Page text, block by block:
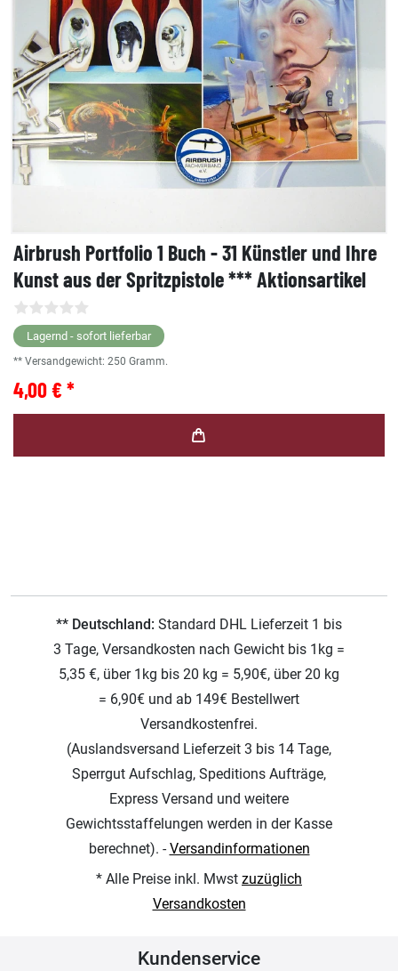
Airbrush Portfolio 1 Buch - 31 Künstler und Ihre
Kunst aus der Spritzpistole *** Aktionsartikel
Lagernd - sofort lieferbar
** Versandgewicht: 250 Gramm.
4,00 € *
** Deutschland: Standard DHL Lieferzeit 1 bis
3 Tage, Versandkosten nach Gewicht bis 1kg =
5,35 €, über 1kg bis 20 kg = 5,90€, über 20 kg
= 6,90€ und ab 149€ Bestellwert
Versandkostenfrei.
(Auslandsversand Lieferzeit 3 bis 14 Tage,
Sperrgut Aufschlag, Speditions Aufträge,
Express Versand und weitere
Gewichtsstaffelungen werden in der Kasse
berechnet). -Versandinformationen
* Alle Preise inkl. Mwst zuzüglich
Versandkosten
Kundenservice